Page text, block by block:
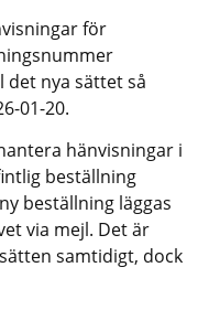
för
nya sättet så
01-20.
hänvisningar i
beställning
beställning läggas
via mejl. Det är
samtidigt, dock